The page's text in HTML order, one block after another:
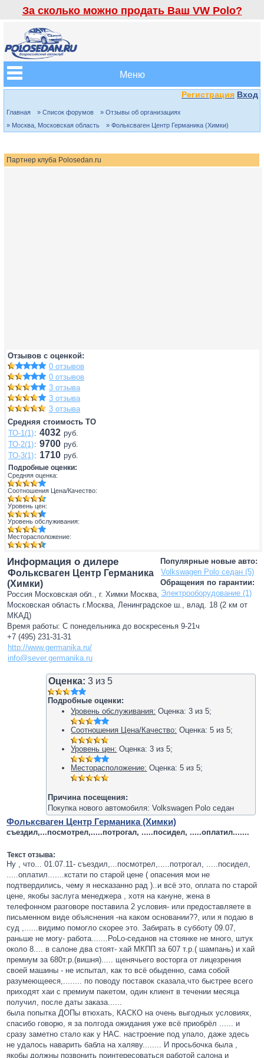
За сколько можно продать Ваш VW Polo?
Меню
Регистрация Вход
Главная » Список форумов
» Отзывы об организациях
» Москва, Московская область
» Фольксваген Центр Германика (Химки)
Партнер клуба Polosedan.ru
Отзывов с оценкой:
0 отзывов
0 отзывов
3 отзыва
3 отзыва
3 отзыва
Средняя стоимость ТО
ТО-1(1): 4032 руб.
ТО-2(1): 9700 руб.
ТО-3(1): 1710 руб.
Подробные оценки:
Средняя оценка:
Соотношения Цена/Качество:
Уровень цен:
Уровень обслуживания:
Месторасположение:
Популярные новые авто:
Volkswagen Polo седан (5)
Обращения по гарантии:
Электрооборудование (1)
Информация о дилере
Фольксваген Центр Германика
(Химки)
Россия Московская обл., г. Химки Москва,
Московская область г.Москва, Ленинградское ш., влад. 18 (2 км от
МКАД)
Время работы: С понедельника до воскресенья 9-21ч
+7 (495) 231-31-31
http://www.germanika.ru/
info@sever.germanika.ru
Оценка: 3 из5
Подробные оценки:
Уровень обслуживания: Оценка:3 из5;
Соотношения Цена/Качество: Оценка:5 из5;
Уровень цен: Оценка:3 из5;
Месторасположение: Оценка:5 из5;
Причина посещения:
Покупка нового автомобиля: Volkswagen Polo седан
Фольксваген Центр Германика (Химки)
съездил,...посмотрел,.....потрогал, .....посидел, .....оплатил.......
Текст отзыва:
Ну , что... 01.07.11- съездил,...посмотрел,.....потрогал, .....посидел,
.....оплатил.......кстати по старой цене ( опасения мои не
подтвердились, чему я несказанно рад )..и всё это, оплата по старой
цене, якобы заслуга менеджера , хотя на кануне, жена в
телефонном разговоре поставила 2 условия- или предоставляете в
письменном виде объяснения -на каком основании??, или я подаю в
суд ,......видимо помогло скорее это. Забирать в субботу 09.07,
раньше не могу- работа.......РоLo-седанов на стоянке не много, штук
около 8.... в салоне два стоят- хай МКПП за 607 т.р.( шампань) и хай
премиум за 680т.р.(вишня)..... щенячьего восторга от лицезрения
своей машины - не испытал, как то всё обыденно, сама собой
разумеющееся,........ по поводу поставок сказала,что быстрее всего
приходят хаи с премиум пакетом, один клиент в течении месяца
получил, после даты заказа......
была попытка ДОПы втюхать, КАСКО на очень выгодных условиях,
спасибо говорю, я за полгода ожидания уже всё приобрёл ...... и
сразу заметно стало как у НАС. настроение под упало, даже здесь
не удалось наварить бабла на халяву........ И просьбочка была ,
якобы должны позвонить поинтересоваться работой салона и